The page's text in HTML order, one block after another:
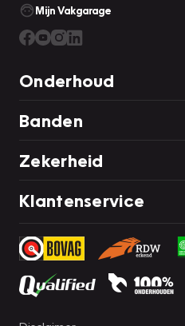
Mijn Vakgarage
Onderhoud
Banden
Zekerheid
Klantenservice